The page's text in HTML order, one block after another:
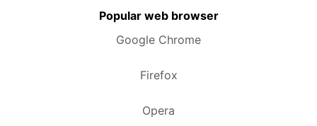
Popular web browser
Google Chrome
Firefox
Opera